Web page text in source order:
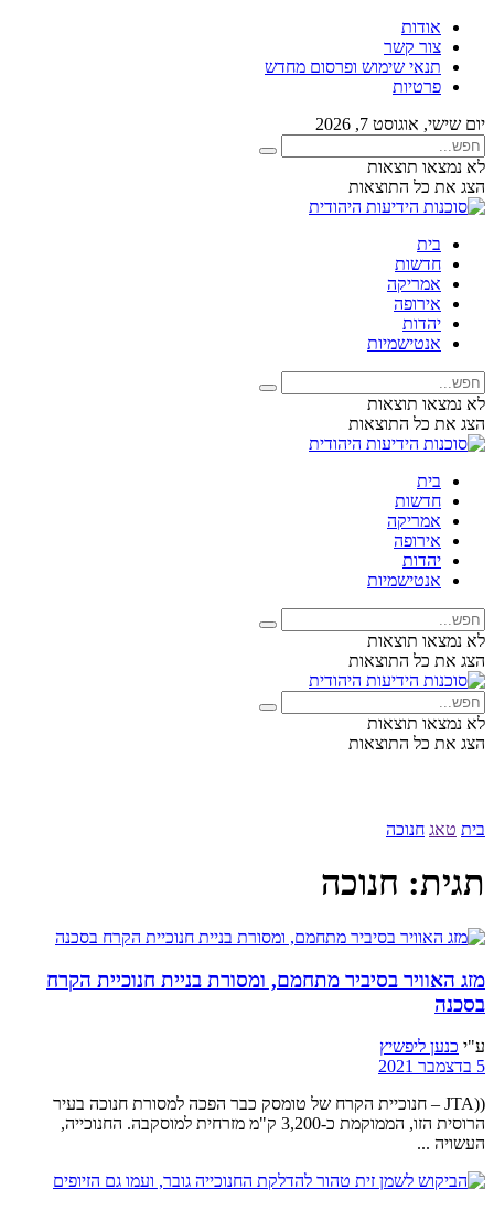
אודות
צור קשר
תנאי שימוש ופרסום מחדש
פרטיות
יום שישי, אוגוסט 7, 2026
לא נמצאו תוצאות
הצג את כל התוצאות
בית
חדשות
אמריקה
אירופה
יהדות
אנטישמיות
לא נמצאו תוצאות
הצג את כל התוצאות
בית
חדשות
אמריקה
אירופה
יהדות
אנטישמיות
לא נמצאו תוצאות
הצג את כל התוצאות
לא נמצאו תוצאות
הצג את כל התוצאות
בית טאג חנוכה
תגית: חנוכה
מזג האוויר בסיביר מתחמם, ומסורת בניית חנוכיית הקרח
בסכנה
ע"י כנען ליפשיץ
5 בדצמבר 2021
((JTA – חנוכיית הקרח של טומסק כבר הפכה למסורת חנוכה בעיר
הרוסית הזו, הממוקמת כ-3,200 ק"מ מזרחית למוסקבה. החנוכייה,
העשויה ...